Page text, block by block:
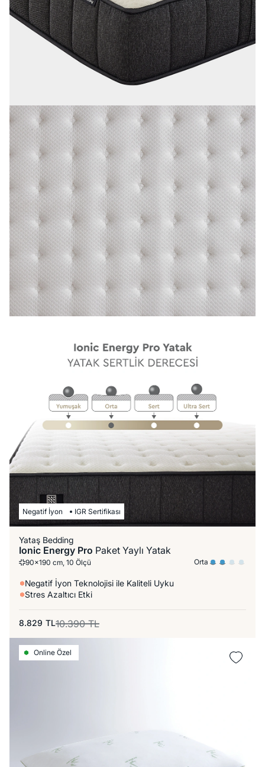
Negatif İyon IGR Sertifikası
Yataş Bedding
Ionic Energy Pro Paket Yaylı Yatak
90x190 cm, 10 Ölçü Orta
Negatif İyon Teknolojisi ile Kaliteli Uyku
Stres Azaltıcı Etki
10.390 TL
8.829 TL
Online Özel